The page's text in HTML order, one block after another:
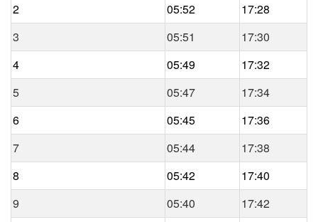
2
05:52
17:28
3
05:51
17:30
4
05:49
17:32
5
05:47
17:34
6
05:45
17:36
7
05:44
17:38
8
05:42
17:40
9
05:40
17:42